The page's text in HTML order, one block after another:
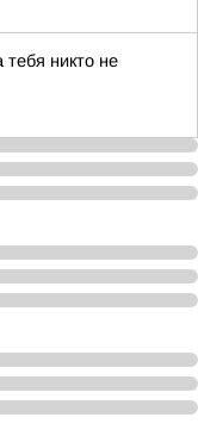
тебя никто не